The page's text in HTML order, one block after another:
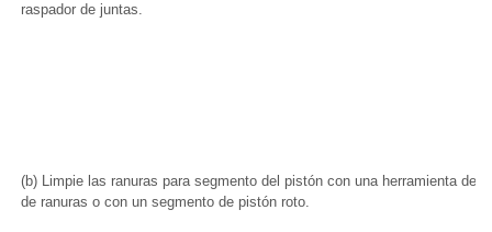
raspador de juntas.
(b) Limpie las ranuras para segmento del pistón con una herramienta de
de ranuras o con un segmento de pistón roto.